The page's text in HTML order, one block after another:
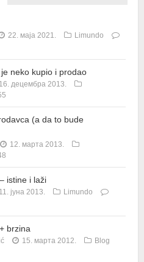
22. маја 2021.
Limundo
neko kupio i prodao
16. децембра 2013.
(a da to bude
12. марта 2013.
istine i laži
11. јуна 2013.
Limundo
brzina
15. марта 2012.
Blog